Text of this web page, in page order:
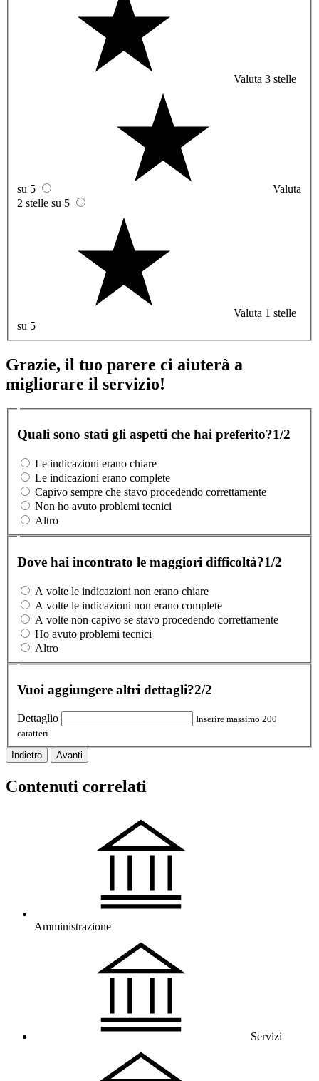
Valuta 3 stelle
su 5
Valuta
2 stelle su 5
Valuta 1 stelle
su 5
Grazie, il tuo parere ci aiuterà a
migliorare il servizio!
Quali sono stati gli aspetti che hai preferito?1/2
Le indicazioni erano chiare
Le indicazioni erano complete
Capivo sempre che stavo procedendo correttamente
Non ho avuto problemi tecnici
Altro
Dove hai incontrato le maggiori difficoltà?1/2
A volte le indicazioni non erano chiare
A volte le indicazioni non erano complete
A volte non capivo se stavo procedendo correttamente
Ho avuto problemi tecnici
Altro
Vuoi aggiungere altri dettagli?2/2
Dettaglio
Inserire massimo 200
caratteri
Indietro Avanti
Contenuti correlati
Amministrazione
Servizi